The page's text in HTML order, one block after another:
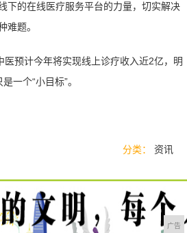
下的在线医疗服务平台的力量，切实解决
难题。
医预计今年将实现线上诊疗收入近2亿，明
是一个“小目标”。
分类： 资讯
广告